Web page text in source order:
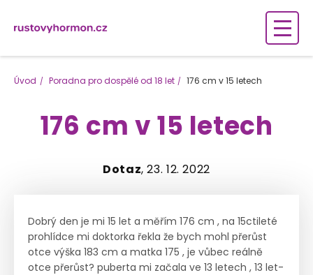
Úvod Poradna pro dospělé od 18 let 176 cm v 15 letech
176 cm v 15 letech
Dotaz, 23. 12. 2022
Dobrý den je mi 15 let a měřím 176 cm , na 15ctileté
prohlídce mi doktorka řekla že bych mohl přerůst
otce výška 183 cm a matka 175 , je vůbec reálně
otce přerůst? puberta mi začala ve 13 letech , 13 let-